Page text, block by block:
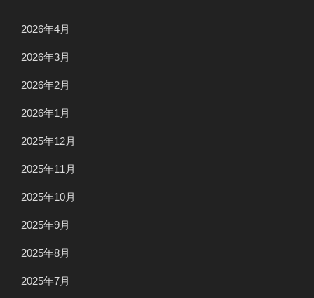
2026年4月
2026年3月
2026年2月
2026年1月
2025年12月
2025年11月
2025年10月
2025年9月
2025年8月
2025年7月